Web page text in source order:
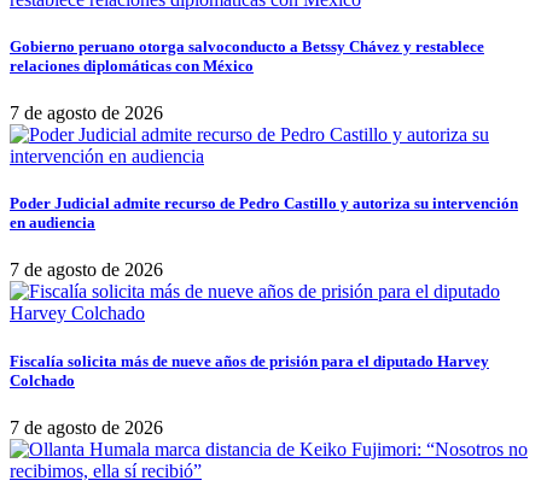
Gobierno peruano otorga salvoconducto a Betssy Chávez y restablece
relaciones diplomáticas con México
7 de agosto de 2026
Poder Judicial admite recurso de Pedro Castillo y autoriza su intervención
en audiencia
7 de agosto de 2026
Fiscalía solicita más de nueve años de prisión para el diputado Harvey
Colchado
7 de agosto de 2026